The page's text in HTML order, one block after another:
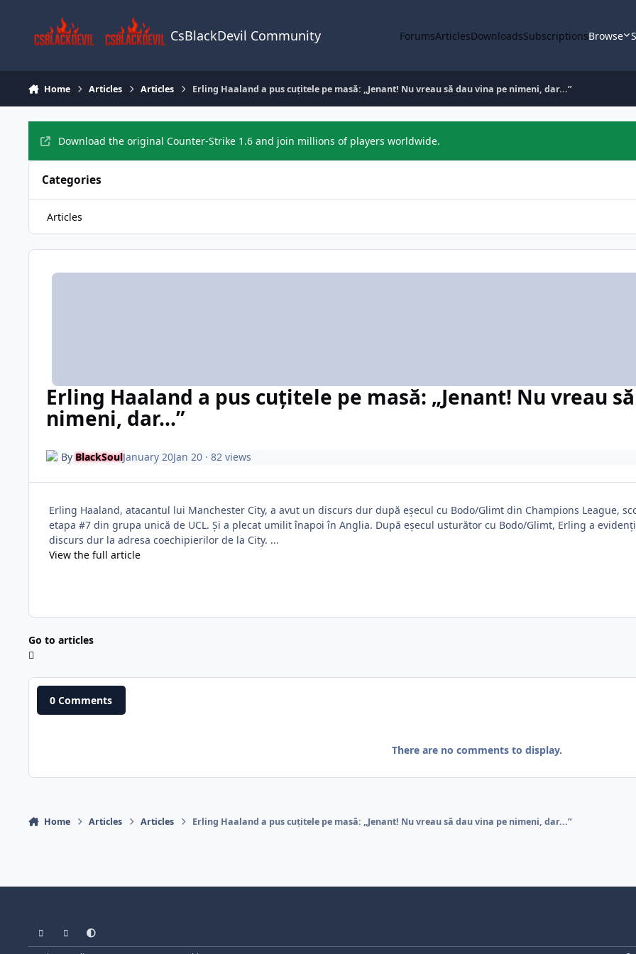
CsBlackDevil Community ForumsArticlesDownloadsSubscriptionsBrowse
Home Articles Articles Erling Haaland a pus cuțitele pe masă: „Jenant! Nu vreau să dau vina pe nimeni, dar...”
Download the original Counter-Strike 1.6 and join millions of players worldwide.
Categories
Articles
Erling Haaland a pus cuțitele pe masă: „Jenant! Nu vreau
nimeni, dar...”
ByBlackSoulJanuary 20Jan 20· 82 views
Erling Haaland, atacantul lui Manchester City, a avut un discurs dur după eșecul cu Bodo/Glimt din Champions League,
etapa #7 din grupa unică de UCL. Și a plecat umilit înapoi în Anglia. După eșecul usturător cu Bodo/Glimt, Erling a
discurs dur la adresa coechipierilor de la City. ...
View the full article
Go to articles
0 Comments
There are no comments to display.
Home Articles Articles Erling Haaland a pus cuțitele pe masă: „Jenant! Nu vreau să dau vina pe nimeni, dar...”
Light ModeDark ModeSystem Preference